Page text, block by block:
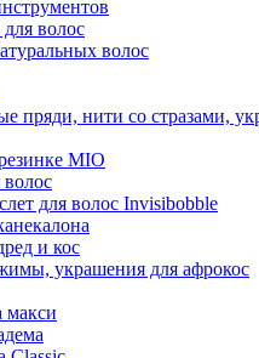
для волос
волос
пряди, нити со стразами,
MIO
для волос Invisibobble
и кос
украшения для афрокос
макси